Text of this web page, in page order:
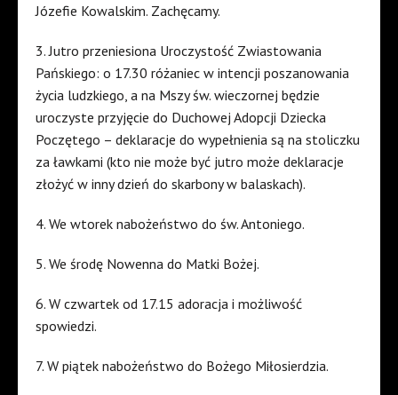
Józefie Kowalskim. Zachęcamy.
3. Jutro przeniesiona Uroczystość Zwiastowania
Pańskiego: o 17.30 różaniec w intencji poszanowania
życia ludzkiego, a na Mszy św. wieczornej będzie
uroczyste przyjęcie do Duchowej Adopcji Dziecka
Poczętego – deklaracje do wypełnienia są na stoliczku
za ławkami (kto nie może być jutro może deklaracje
złożyć w inny dzień do skarbony w balaskach).
4. We wtorek nabożeństwo do św. Antoniego.
5. We środę Nowenna do Matki Bożej.
6. W czwartek od 17.15 adoracja i możliwość
spowiedzi.
7. W piątek nabożeństwo do Bożego Miłosierdzia.